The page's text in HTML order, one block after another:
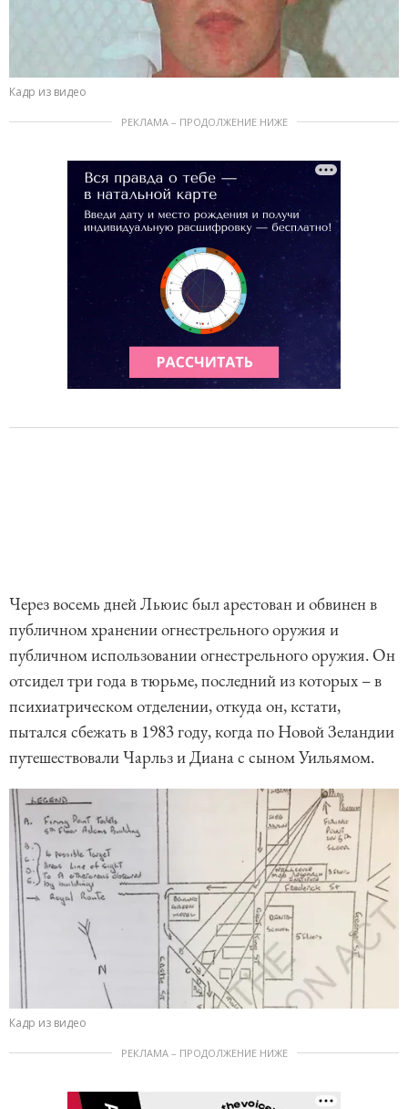
Кадр из видео
РЕКЛАМА – ПРОДОЛЖЕНИЕ НИЖЕ
Через восемь дней Льюис был арестован и обвинен в
публичном хранении огнестрельного оружия и
публичном использовании огнестрельного оружия. Он
отсидел три года в тюрьме, последний из которых – в
психиатрическом отделении, откуда он, кстати,
пытался сбежать в 1983 году, когда по Новой Зеландии
путешествовали Чарльз и Диана с сыном Уильямом.
Кадр из видео
РЕКЛАМА – ПРОДОЛЖЕНИЕ НИЖЕ